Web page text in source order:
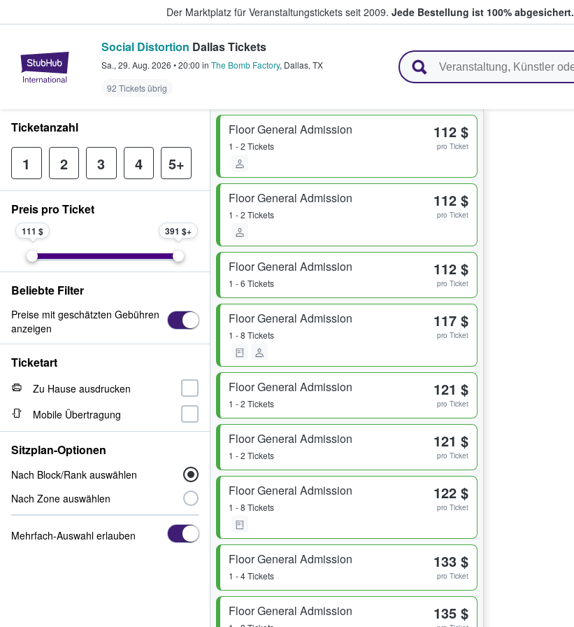
Der Marktplatz für Veranstaltungstickets seit 2009. Jede Bestellung ist 100% abgesichert.
StubHub - Wo Fans Tickets kaufen & verkaufen
Social Distortion Dallas Tickets
Sa., 29. Aug. 2026 •20:00 in The Bomb Factory, Dallas, TX
92 Tickets übrig
Floor General Admission
1 - 2 Tickets
112 $
pro Ticket
Floor General Admission
1 - 2 Tickets
112 $
pro Ticket
Floor General Admission
1 - 6 Tickets
112 $
pro Ticket
Floor General Admission
1 - 8 Tickets
117 $
pro Ticket
Floor General Admission
1 - 2 Tickets
121 $
pro Ticket
Floor General Admission
1 - 2 Tickets
121 $
pro Ticket
Floor General Admission
1 - 8 Tickets
122 $
pro Ticket
Floor General Admission
1 - 4 Tickets
133 $
pro Ticket
Floor General Admission 135 $
Ticketanzahl
1 2 3 4 5+
Preis pro Ticket
111 $ 391 $
Beliebte Filter
Preise mit geschätzten Gebühren
anzeigen
Ticketart
Zu Hause ausdrucken
Mobile Übertragung
Sitzplan-Optionen
Nach Block/Rank auswählen
Nach Zone auswählen
Mehrfach-Auswahl erlauben